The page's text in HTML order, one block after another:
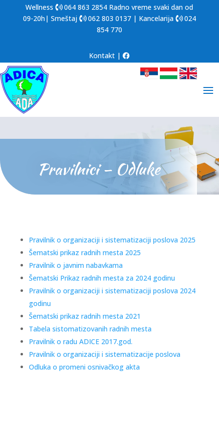
Wellness 064 863 2854 Radno vreme svaki dan od
09-20h| Smeštaj
062 803 0137| Kancelarija
024
854 770
Kontakt |
Pravilnici – Odluke
Pravilnik o organizaciji i sistematizaciji poslova 2025
Šematski prikaz radnih mesta 2025
Pravilnik o javnim nabavkama
Šematski Prikaz radnih mesta za 2024 godinu
Pravilnik o organizaciji i sistematizaciji poslova 2024
godinu
Šematski prikaz radnih mesta 2021
Tabela sistomatizovanih radnih mesta
Pravilnik o radu ADICE 2017.god.
Pravilnik o organizaciji i sistematizacije poslova
Odluka o promeni osnivačkog akta